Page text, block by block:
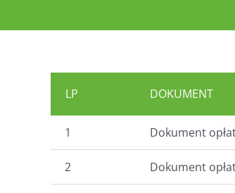
LP DOKUMENT
1 Dokument
2 Dokument